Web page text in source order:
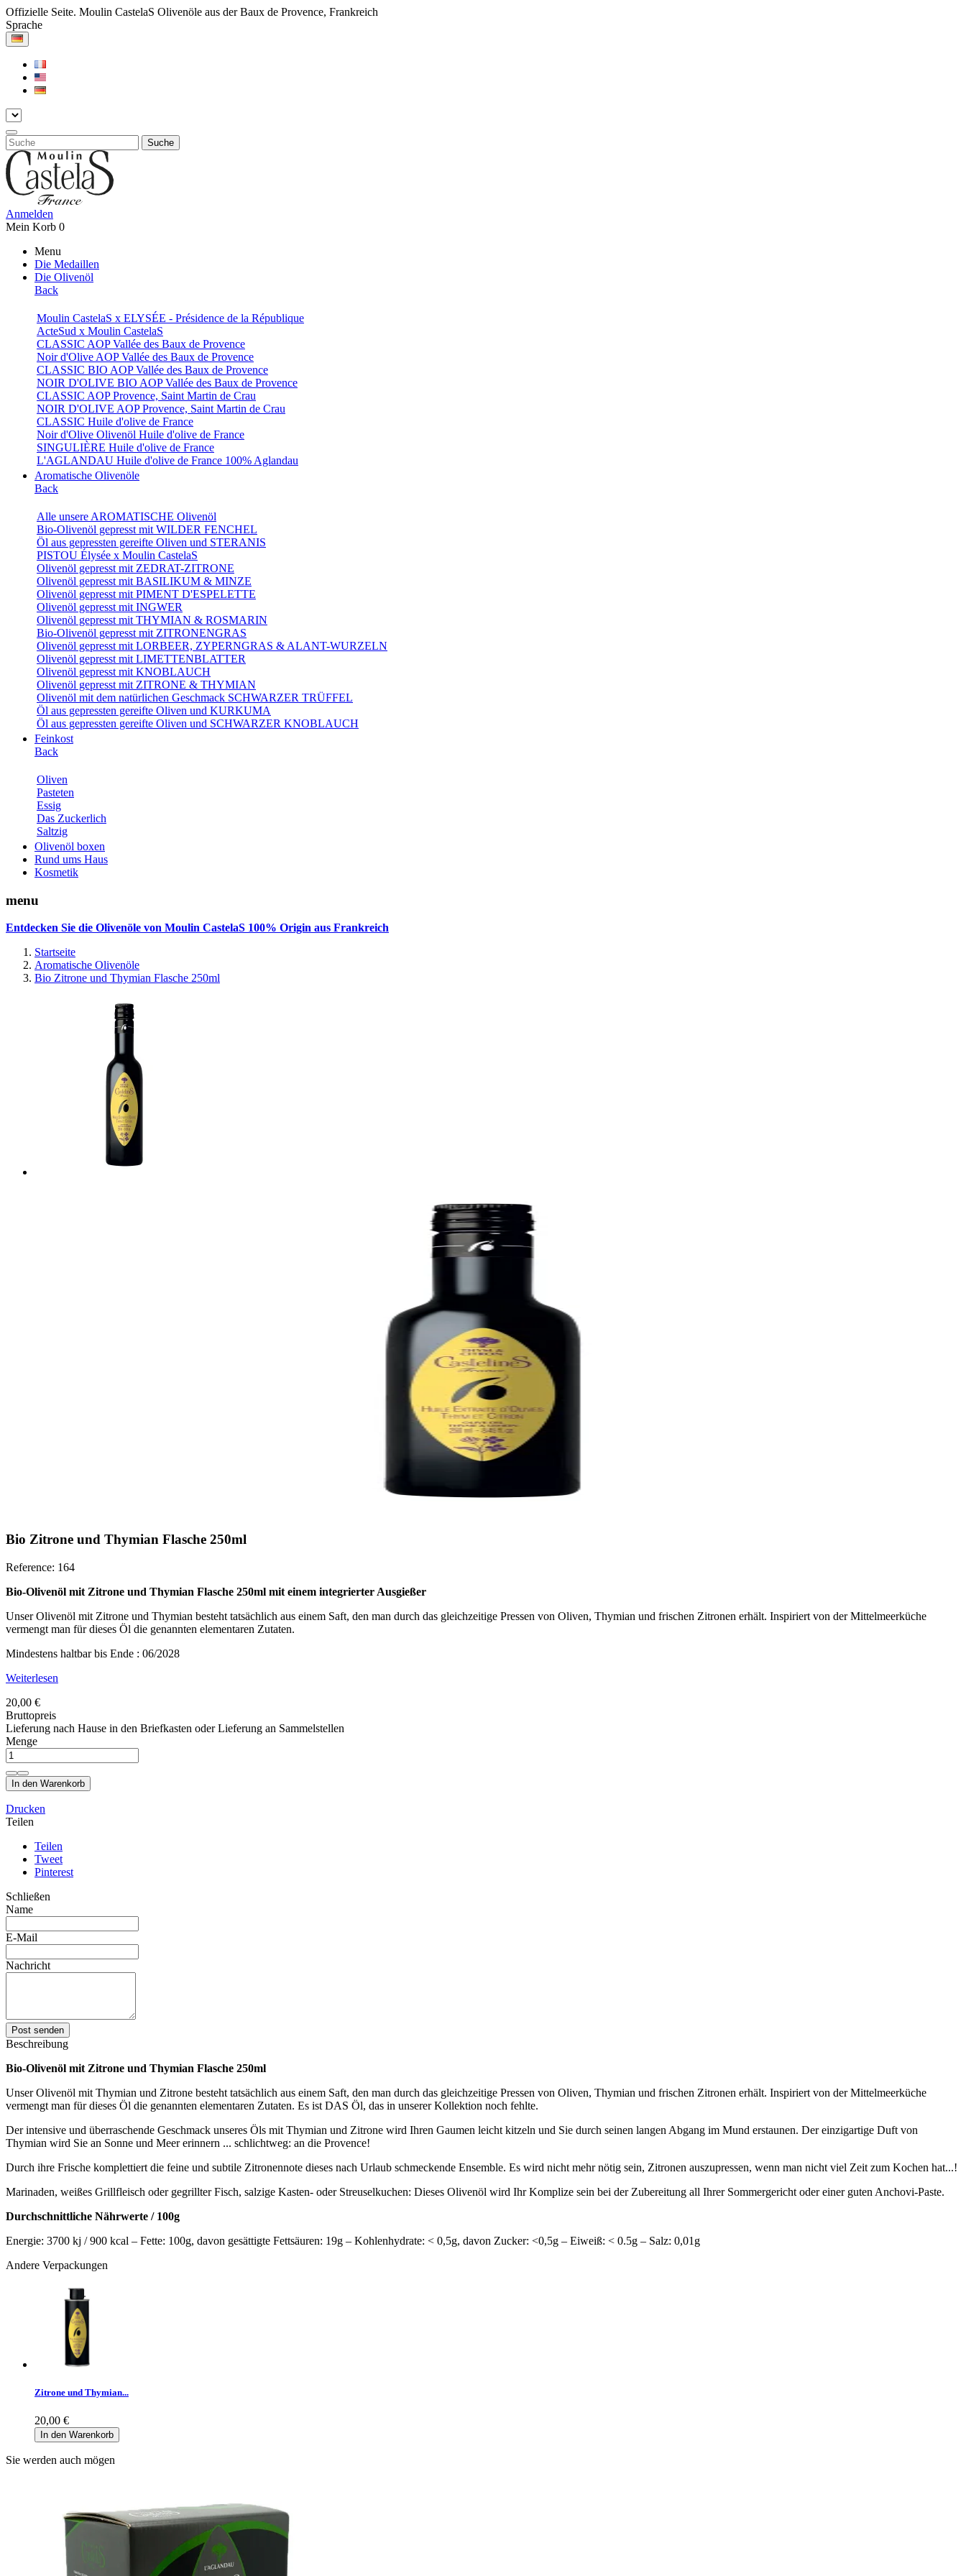
Offizielle Seite. Moulin CastelaS Olivenöle aus der Baux de Provence, Frankreich
Sprache
Suche
Anmelden
Mein Korb 0
Menu
Die Medaillen
Die Olivenöl
Back
Moulin CastelaS x ELYSÉE - Présidence de la République
ActeSud x Moulin CastelaS
CLASSIC AOP Vallée des Baux de Provence
Noir d'Olive AOP Vallée des Baux de Provence
CLASSIC BIO AOP Vallée des Baux de Provence
NOIR D'OLIVE BIO AOP Vallée des Baux de Provence
CLASSIC AOP Provence, Saint Martin de Crau
NOIR D'OLIVE AOP Provence, Saint Martin de Crau
CLASSIC Huile d'olive de France
Noir d'Olive Olivenöl Huile d'olive de France
SINGULIÈRE Huile d'olive de France
L'AGLANDAU Huile d'olive de France 100% Aglandau
Aromatische Olivenöle
Back
Alle unsere AROMATISCHE Olivenöl
Bio-Olivenöl gepresst mit WILDER FENCHEL
Öl aus gepressten gereifte Oliven und STERANIS
PISTOU Élysée x Moulin CastelaS
Olivenöl gepresst mit ZEDRAT-ZITRONE
Olivenöl gepresst mit BASILIKUM & MINZE
Olivenöl gepresst mit PIMENT D'ESPELETTE
Olivenöl gepresst mit INGWER
Olivenöl gepresst mit THYMIAN & ROSMARIN
Bio-Olivenöl gepresst mit ZITRONENGRAS
Olivenöl gepresst mit LORBEER, ZYPERNGRAS & ALANT-WURZELN
Olivenöl gepresst mit LIMETTENBLATTER
Olivenöl gepresst mit KNOBLAUCH
Olivenöl gepresst mit ZITRONE & THYMIAN
Olivenöl mit dem natürlichen Geschmack SCHWARZER TRÜFFEL
Öl aus gepressten gereifte Oliven und KURKUMA
Öl aus gepressten gereifte Oliven und SCHWARZER KNOBLAUCH
Feinkost
Back
Oliven
Pasteten
Essig
Das Zuckerlich
Saltzig
Olivenöl boxen
Rund ums Haus
Kosmetik
menu
Entdecken Sie die Olivenöle von Moulin CastelaS 100% Origin aus Frankreich
Startseite
Aromatische Olivenöle
Bio Zitrone und Thymian Flasche 250ml
Bio Zitrone und Thymian Flasche 250ml
Reference: 164
Bio-Olivenöl mit Zitrone und Thymian Flasche 250ml mit einem integrierter Ausgießer
Unser Olivenöl mit Zitrone und Thymian besteht tatsächlich aus einem Saft, den man durch das gleichzeitige Pressen von Oliven, Thymian und frischen Zitronen erhält. Inspiriert von der Mittelmeerküche
vermengt man für dieses Öl die genannten elementaren Zutaten.
Mindestens haltbar bis Ende : 06/2028
Weiterlesen
20,00 €
Bruttopreis
Lieferung nach Hause in den Briefkasten oder Lieferung an Sammelstellen
Menge
In den Warenkorb
Drucken
Teilen
Teilen
Tweet
Pinterest
Schließen
Name
E-Mail
Nachricht
Post senden
Beschreibung
Bio-Olivenöl mit Zitrone und Thymian Flasche 250ml
Unser Olivenöl mit Thymian und Zitrone besteht tatsächlich aus einem Saft, den man durch das gleichzeitige Pressen von Oliven, Thymian und frischen Zitronen erhält. Inspiriert von der Mittelmeerküche
vermengt man für dieses Öl die genannten elementaren Zutaten. Es ist DAS Öl, das in unserer Kollektion noch fehlte.
Der intensive und überraschende Geschmack unseres Öls mit Thymian und Zitrone wird Ihren Gaumen leicht kitzeln und Sie durch seinen langen Abgang im Mund erstaunen. Der einzigartige Duft von
Thymian wird Sie an Sonne und Meer erinnern ... schlichtweg: an die Provence!
Durch ihre Frische komplettiert die feine und subtile Zitronennote dieses nach Urlaub schmeckende Ensemble. Es wird nicht mehr nötig sein, Zitronen auszupressen, wenn man nicht viel Zeit zum Kochen hat...!
Marinaden, weißes Grillfleisch oder gegrillter Fisch, salzige Kasten- oder Streuselkuchen: Dieses Olivenöl wird Ihr Komplize sein bei der Zubereitung all Ihrer Sommergericht oder einer guten Anchovi-Paste.
Durchschnittliche Nährwerte / 100g
Energie: 3700 kj / 900 kcal – Fette: 100g, davon gesättigte Fettsäuren: 19g – Kohlenhydrate: < 0,5g, davon Zucker: <0,5g – Eiweiß: < 0.5g – Salz: 0,01g
Andere Verpackungen
Zitrone und Thymian...
20,00 €
In den Warenkorb
Sie werden auch mögen